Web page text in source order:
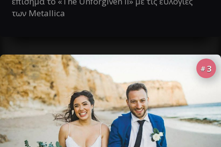
των Metallica
# 3